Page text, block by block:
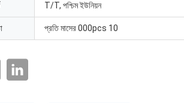
T/T, পশ্চিম ইউনিয়ন
প্রতি মাসের 000pcs 10